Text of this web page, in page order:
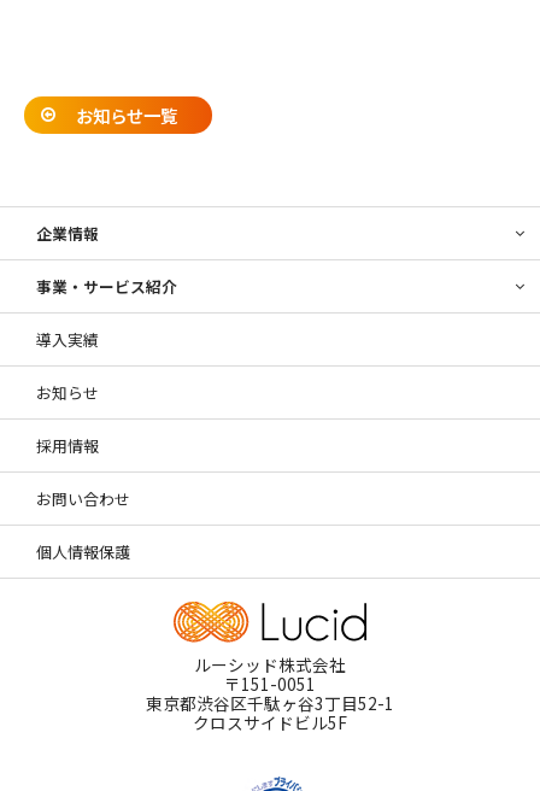
お知らせ一覧
企業情報
事業・サービス紹介
導入実績
お知らせ
採用情報
お問い合わせ
個人情報保護
ルーシッド株式会社
〒151-0051
東京都渋谷区千駄ヶ谷3丁目52-1
クロスサイドビル5F